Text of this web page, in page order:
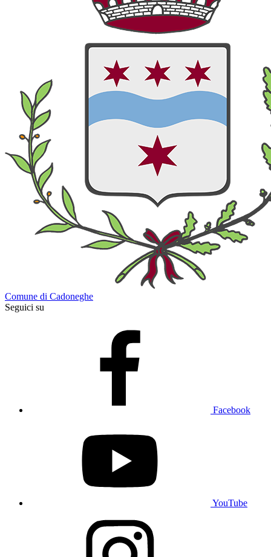
Comune di Cadoneghe
Seguici su
Facebook
YouTube